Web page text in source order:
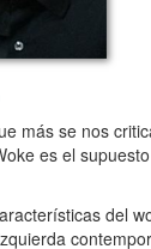
más se nos
es el
del